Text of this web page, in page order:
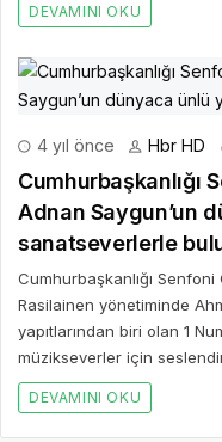
DEVAMINI OKU
4 yıl önce Hbr HD
Cumhurbaşkanlığı
Adnan Saygun’un
sanatseverlerle
Cumhurbaşkanlığı Senfoni
Rasilainen yönetiminde
yapıtlarından biri olan 1
müzikseverler için
DEVAMINI OKU